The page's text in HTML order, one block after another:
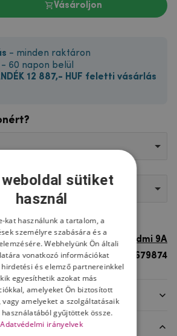
Vásároljon
- minden raktáron
- 60 napon belül
12 887,- HUF feletti vásárlás
Xiaomi Redmi 9A
8596579679874
weboldal sütiket
használ
kat használunk a tartalom, a
személyre szabására és a
Webhelyünk Ön általi
vonatkozó információkat
és elemző partnereinkkel
egyesíthetik azokat más
amelyeket Ön biztosított
vagy amelyeket a szolgáltatásaik
gyűjtöttek össze.
Adatvédelmi irányelvek